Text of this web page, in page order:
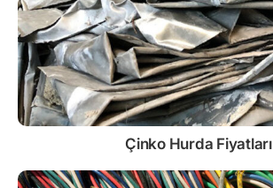
Çinko Hurda Fiyatları